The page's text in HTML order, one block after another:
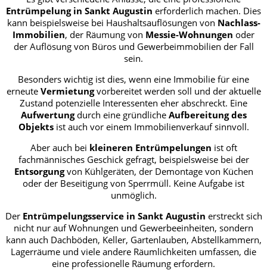
Entrümpelung in Sankt Augustin erforderlich machen. Dies
kann beispielsweise bei Haushaltsauflösungen von Nachlass-
Immobilien, der Räumung von Messie-Wohnungen oder
der Auflösung von Büros und Gewerbeimmobilien der Fall
sein.
Besonders wichtig ist dies, wenn eine Immobilie für eine
erneute Vermietungvorbereitet werden soll und der aktuelle
Zustand potenzielle Interessenten eher abschreckt. Eine
Aufwertungdurch eine gründliche Aufbereitung des
Objektsist auch vor einem Immobilienverkauf sinnvoll.
Aber auch bei kleineren Entrümpelungen ist oft
fachmännisches Geschick gefragt, beispielsweise bei der
Entsorgungvon Kühlgeräten, der Demontage von Küchen
oder der Beseitigung von Sperrmüll. Keine Aufgabe ist
unmöglich.
Der Entrümpelungsservice in Sankt Augustin erstreckt sich
nicht nur auf Wohnungen und Gewerbeeinheiten, sondern
kann auch Dachböden, Keller, Gartenlauben, Abstellkammern,
Lagerräume und viele andere Räumlichkeiten umfassen, die
eine professionelle Räumung erfordern.